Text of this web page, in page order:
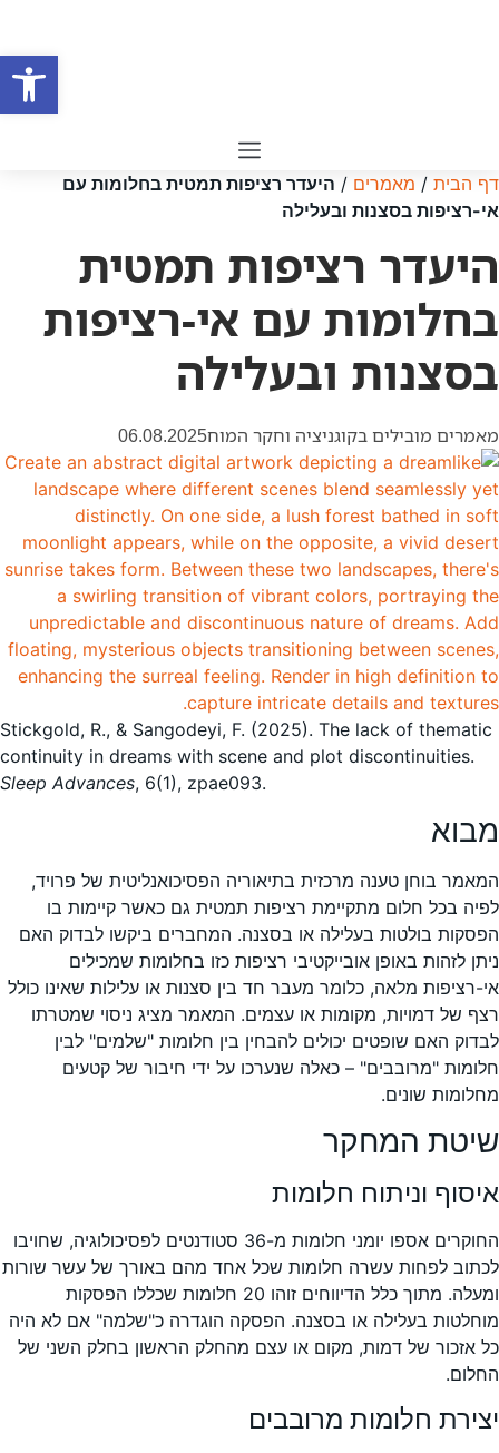
דף הבית / מאמרים / היעדר רציפות תמטית בחלומות עם
אי-רציפות בסצנות ובעלילה
היעדר רציפות תמטית
בחלומות עם אי-רציפות
בסצנות ובעלילה
מאמרים מובילים בקוגניציה וחקר המוח06.08.2025
Stickgold, R., & Sangodeyi, F. (2025). The lack of thematic
continuity in dreams with scene and plot discontinuities.
Sleep Advances, 6(1), zpae093.
מבוא
המאמר בוחן טענה מרכזית בתיאוריה הפסיכואנליטית של פרויד,
לפיה בכל חלום מתקיימת רציפות תמטית גם כאשר קיימות בו
הפסקות בולטות בעלילה או בסצנה. המחברים ביקשו לבדוק האם
ניתן לזהות באופן אובייקטיבי רציפות כזו בחלומות שמכילים
אי-רציפות מלאה, כלומר מעבר חד בין סצנות או עלילות שאינו כולל
רצף של דמויות, מקומות או עצמים. המאמר מציג ניסוי שמטרתו
לבדוק האם שופטים יכולים להבחין בין חלומות "שלמים" לבין
חלומות "מרובבים" – כאלה שנערכו על ידי חיבור של קטעים
מחלומות שונים.
שיטת המחקר
איסוף וניתוח חלומות
החוקרים אספו יומני חלומות מ-36 סטודנטים לפסיכולוגיה, שחויבו
לכתוב לפחות עשרה חלומות שכל אחד מהם באורך של עשר שורות
ומעלה. מתוך כלל הדיווחים זוהו 20 חלומות שכללו הפסקות
מוחלטות בעלילה או בסצנה. הפסקה הוגדרה כ"שלמה" אם לא היה
כל אזכור של דמות, מקום או עצם מהחלק הראשון בחלק השני של
החלום.
יצירת חלומות מרובבים
פתח